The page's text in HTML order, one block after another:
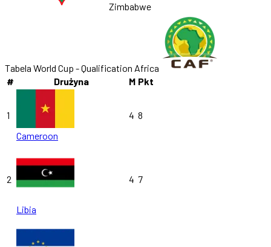
Zimbabwe
Tabela World Cup - Qualification Africa
#
Drużyna M Pkt
1
Cameroon
4 8
2
Libia
4 7